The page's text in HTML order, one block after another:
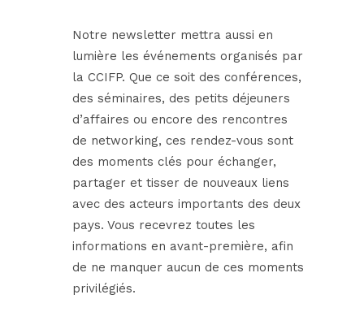
Notre newsletter mettra aussi en
lumière les événements organisés par
la CCIFP. Que ce soit des conférences,
des séminaires, des petits déjeuners
d’affaires ou encore des rencontres
de networking, ces rendez-vous sont
des moments clés pour échanger,
partager et tisser de nouveaux liens
avec des acteurs importants des deux
pays. Vous recevrez toutes les
informations en avant-première, afin
de ne manquer aucun de ces moments
privilégiés.